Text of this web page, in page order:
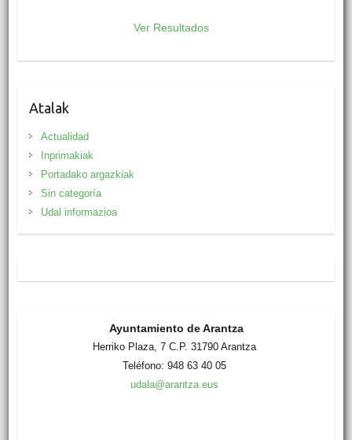
Ver Resultados
Atalak
Actualidad
Inprimakiak
Portadako argazkiak
Sin categoría
Udal informazioa
Ayuntamiento de Arantza
Herriko Plaza, 7 C.P. 31790 Arantza
Teléfono: 948 63 40 05
udala@arantza.eus